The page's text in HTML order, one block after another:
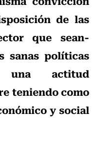
de las
que sean-
sanas políticas
una actitud
teniendo como
y social